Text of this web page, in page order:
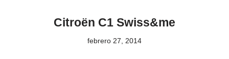
Citroën C1 Swiss&me
febrero 27, 2014